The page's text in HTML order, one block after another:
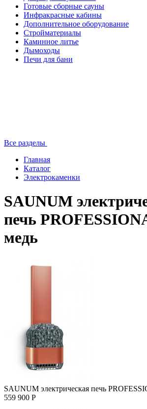
Готовые сборные сауны
Инфракрасные кабины
Дополнительное оборудование
Стройматериалы
Каминное литье
Дымоходы
Печи для бани
Все разделы
Главная
Каталог
Электрокаменки
SAUNUM
печь
медь
SAUNUM электрическая печь
559 900 Р